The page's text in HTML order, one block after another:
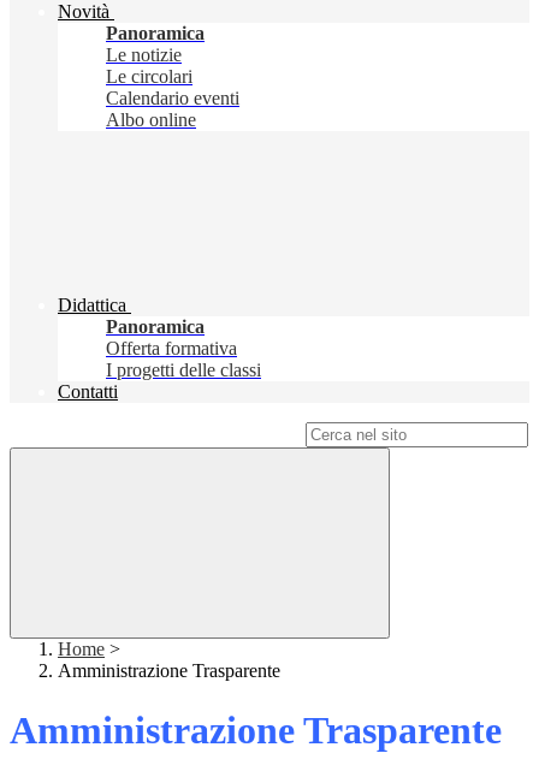
Novità
Panoramica
Le notizie
Le circolari
Calendario eventi
Albo online
Didattica
Panoramica
Offerta formativa
I progetti delle classi
Contatti
Home >
Amministrazione Trasparente
Amministrazione Trasparente